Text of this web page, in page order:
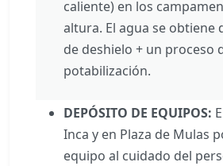
caliente) en los
altura. El agua se obtiene
de deshielo + un proceso
potabilización.
DEPÓSITO DE EQUIPOS:
Inca y en Plaza de Mulas
equipo al cuidado del